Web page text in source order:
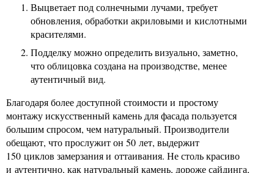
Выцветает под солнечными лучами, требует
обновления, обработки акриловыми и кислотными
красителями.
Подделку можно определить визуально, заметно,
что облицовка создана на производстве, менее
аутентичный вид.
Благодаря более доступной стоимости и простому
монтажу искусственный камень для фасада пользуется
большим спросом, чем натуральный. Производители
обещают, что прослужит он 50 лет, выдержит
150 циклов замерзания и оттаивания. Не столь красиво
и аутентично, как натуральный камень, дороже сайдинга,